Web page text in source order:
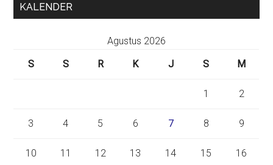
KALENDER
Agustus 2026
S
S R K J S M
1 2
3 4 5 6 7 8 9
10 11 12 13 14 15 16